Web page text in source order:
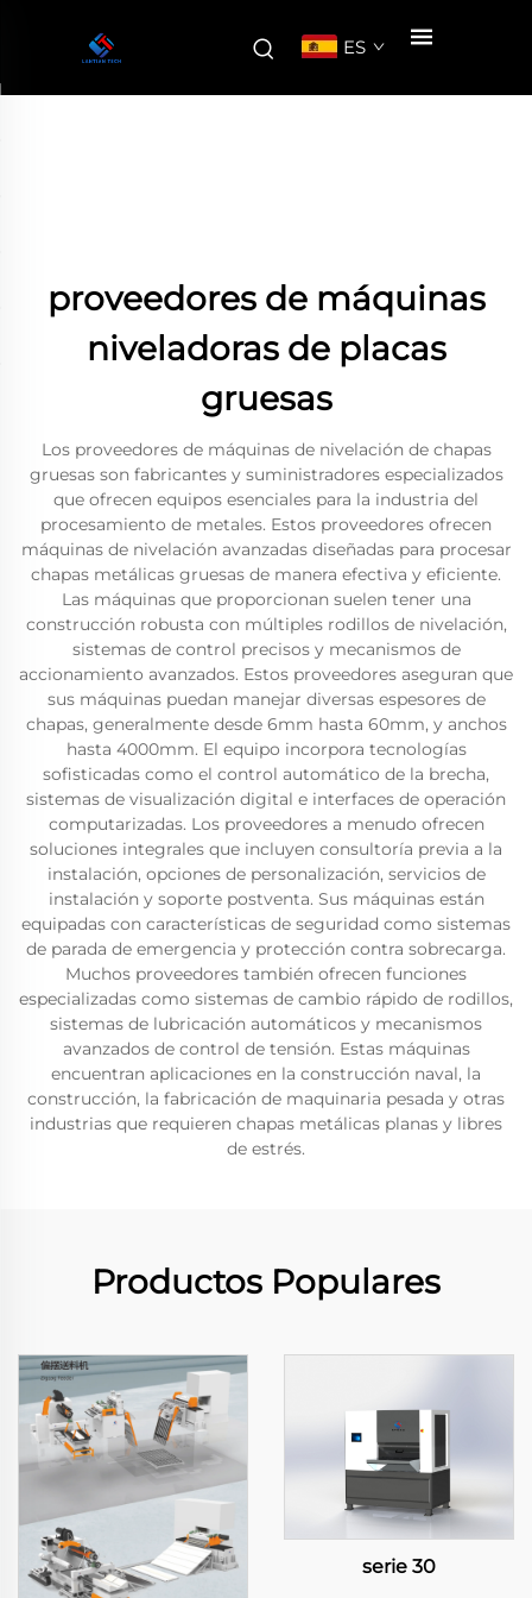
ES
proveedores de máquinas
niveladoras de placas
gruesas
Los proveedores de máquinas de nivelación de chapas
gruesas son fabricantes y suministradores especializados
que ofrecen equipos esenciales para la industria del
procesamiento de metales. Estos proveedores ofrecen
máquinas de nivelación avanzadas diseñadas para procesar
chapas metálicas gruesas de manera efectiva y eficiente.
Las máquinas que proporcionan suelen tener una
construcción robusta con múltiples rodillos de nivelación,
sistemas de control precisos y mecanismos de
accionamiento avanzados. Estos proveedores aseguran que
sus máquinas puedan manejar diversas espesores de
chapas, generalmente desde 6mm hasta 60mm, y anchos
hasta 4000mm. El equipo incorpora tecnologías
sofisticadas como el control automático de la brecha,
sistemas de visualización digital e interfaces de operación
computarizadas. Los proveedores a menudo ofrecen
soluciones integrales que incluyen consultoría previa a la
instalación, opciones de personalización, servicios de
instalación y soporte postventa. Sus máquinas están
equipadas con características de seguridad como sistemas
de parada de emergencia y protección contra sobrecarga.
Muchos proveedores también ofrecen funciones
especializadas como sistemas de cambio rápido de rodillos,
sistemas de lubricación automáticos y mecanismos
avanzados de control de tensión. Estas máquinas
encuentran aplicaciones en la construcción naval, la
construcción, la fabricación de maquinaria pesada y otras
industrias que requieren chapas metálicas planas y libres
de estrés.
Productos Populares
serie 30